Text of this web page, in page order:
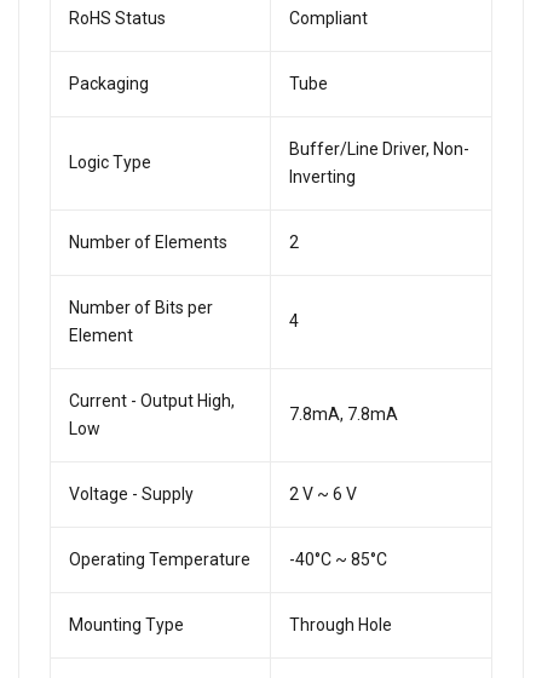
RoHS Status Compliant
Packaging Tube
Logic Type
Buffer/Line Driver, Non-
Inverting
Number of Elements 2
Number of Bits per
Element
4
Current - Output High,
Low
7.8mA, 7.8mA
Voltage - Supply 2 V ~ 6 V
Operating Temperature -40°C ~ 85°C
Mounting Type Through Hole